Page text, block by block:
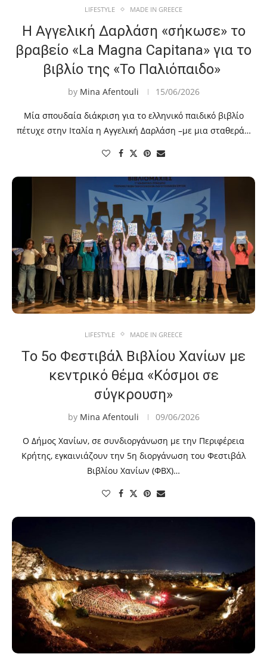
LIFESTYLE MADE IN GREECE
Η Αγγελική Δαρλάση «σήκωσε» το
βραβείο «La Magna Capitana» για το
βιβλίο της «Το Παλιόπαιδο»
by Mina Afentouli 15/06/2026
Μία σπουδαία διάκριση για το ελληνικό παιδικό βιβλίο
πέτυχε στην Ιταλία η Αγγελική Δαρλάση –με μια σταθερά…
LIFESTYLE MADE IN GREECE
Τo 5ο Φεστιβάλ Βιβλίου Χανίων με
κεντρικό θέμα «Κόσμοι σε
σύγκρουση»
by Mina Afentouli 09/06/2026
Ο Δήμος Χανίων, σε συνδιοργάνωση με την Περιφέρεια
Κρήτης, εγκαινιάζουν την 5η διοργάνωση του Φεστιβάλ
Βιβλίου Χανίων (ΦΒΧ)…